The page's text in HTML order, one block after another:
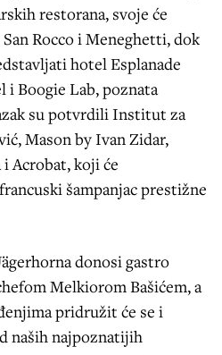
restorana, svoje će
Rocco i Meneghetti, dok
hotel Esplanade
i Boogie Lab, poznata
su potvrdili Institut za
Mason by Ivan Zidar,
Acrobat, koji će
šampanjac prestižne
donosi gastro
Melkiorom Bašićem, a
pridružit će se i
naših najpoznatijih